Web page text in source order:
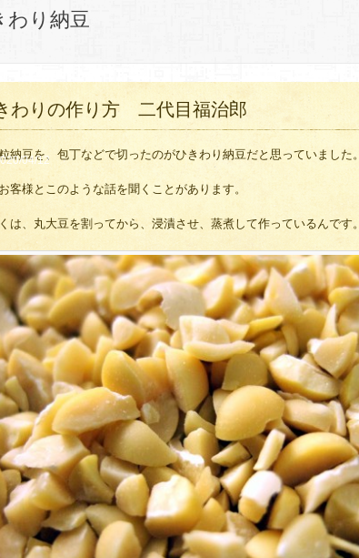
わり納豆
04/12
わりの作り方 二代目福治郎
納豆を、包丁などで切ったのがひきわり納豆だと思っていました。
客様とこのような話を聞くことがあります。
は、丸大豆を割ってから、浸漬させ、蒸煮して作っているんです。